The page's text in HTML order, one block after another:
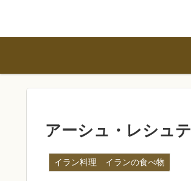
アーシュ・レシュテ
イラン料理 イランの食べ物